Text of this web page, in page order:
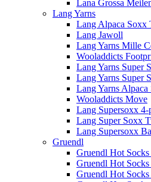
Lana Grossa
Lang Yarns
Lang Alpaca Soxx
Lang Jawoll
Lang Yarns Mille
Wooladdicts
Lang Yarns Super
Lang Yarns Super
Lang Yarns Alpaca
Wooladdicts Move
Lang Supersoxx
Lang Super Soxx
Lang Supersoxx
Gruendl
Gruendl Hot
Gruendl Hot
Gruendl Hot